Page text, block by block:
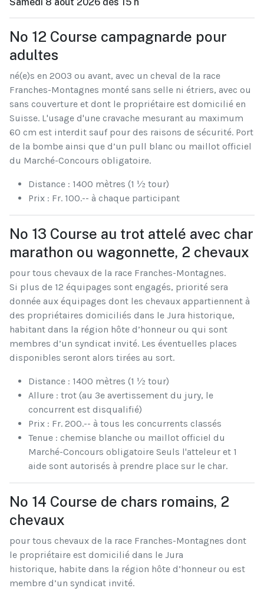
Samedi 8 août 2026 dès 15 h
No 12 Course campagnarde pour
adultes
né(e)s en 2003 ou avant, avec un cheval de la race
Franches-Montagnes monté sans selle ni étriers, avec ou
sans couverture et dont le propriétaire est domicilié en
Suisse. L'usage d'une cravache mesurant au maximum
60 cm est interdit sauf pour des raisons de sécurité. Port
de la bombe ainsi que d’un pull blanc ou maillot officiel
du Marché-Concours obligatoire.
Distance : 1400 mètres (1 ½ tour)
Prix : Fr. 100.-- à chaque participant
No 13 Course au trot attelé avec char
marathon ou wagonnette, 2 chevaux
pour tous chevaux de la race Franches-Montagnes.
Si plus de 12 équipages sont engagés, priorité sera
donnée aux équipages dont les chevaux appartiennent à
des propriétaires domiciliés dans le Jura historique,
habitant dans la région hôte d’honneur ou qui sont
membres d’un syndicat invité. Les éventuelles places
disponibles seront alors tirées au sort.
Distance : 1400 mètres (1 ½ tour)
Allure : trot (au 3e avertissement du jury, le
concurrent est disqualifié)
Prix : Fr. 200.-- à tous les concurrents classés
Tenue : chemise blanche ou maillot officiel du
Marché-Concours obligatoire Seuls l'atteleur et 1
aide sont autorisés à prendre place sur le char.
No 14 Course de chars romains, 2
chevaux
pour tous chevaux de la race Franches-Montagnes dont
le propriétaire est domicilié dans le Jura
historique, habite dans la région hôte d’honneur ou est
membre d’un syndicat invité.